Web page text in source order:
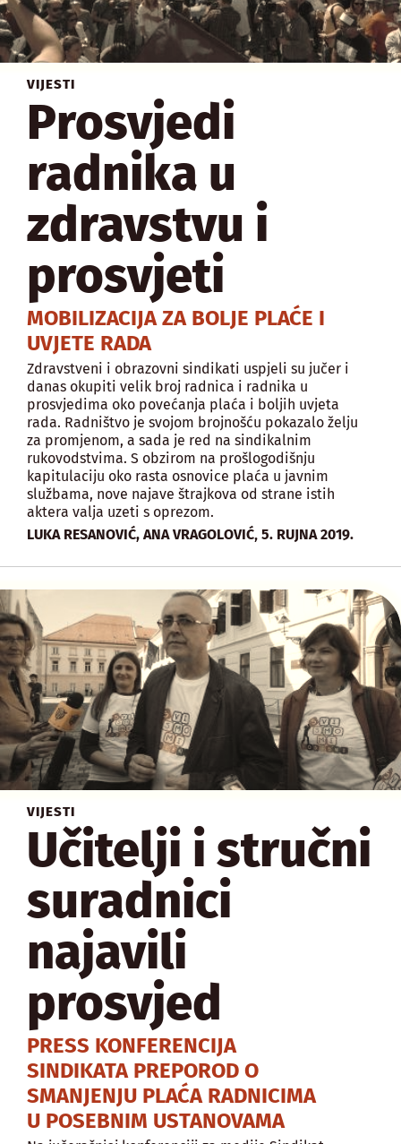
VIJESTI
Prosvjedi
radnika u
zdravstvu i
prosvjeti
MOBILIZACIJA ZA BOLJE PLAĆE I
UVJETE RADA
Zdravstveni i obrazovni sindikati uspjeli su jučer i
danas okupiti velik broj radnica i radnika u
prosvjedima oko povećanja plaća i boljih uvjeta
rada. Radništvo je svojom brojnošću pokazalo želju
za promjenom, a sada je red na sindikalnim
rukovodstvima. S obzirom na prošlogodišnju
kapitulaciju oko rasta osnovice plaća u javnim
službama, nove najave štrajkova od strane istih
aktera valja uzeti s oprezom.
LUKA RESANOVIĆ, ANA VRAGOLOVIĆ, 5. RUJNA 2019.
VIJESTI
Učitelji i stručni
suradnici
najavili
prosvjed
PRESS KONFERENCIJA
SINDIKATA PREPOROD O
SMANJENJU PLAĆA RADNICIMA
U POSEBNIM USTANOVAMA